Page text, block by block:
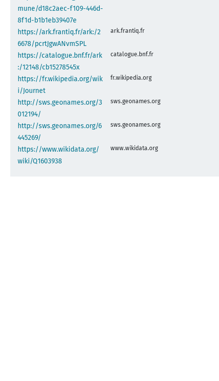
mune/d18c2aec-f109-446d-
8f1d-b1b1eb39407e
https://ark.frantiq.fr/ark:/2
6678/pcrtJgwANvmSPL
ark.frantiq.fr
https://catalogue.bnf.fr/ark
:/12148/cb15278545x
catalogue.bnf.fr
https://fr.wikipedia.org/wik
i/Journet
fr.wikipedia.org
http://sws.geonames.org/3
012194/
sws.geonames.org
http://sws.geonames.org/6
445269/
sws.geonames.org
https://www.wikidata.org/
wiki/Q1603938
www.wikidata.org